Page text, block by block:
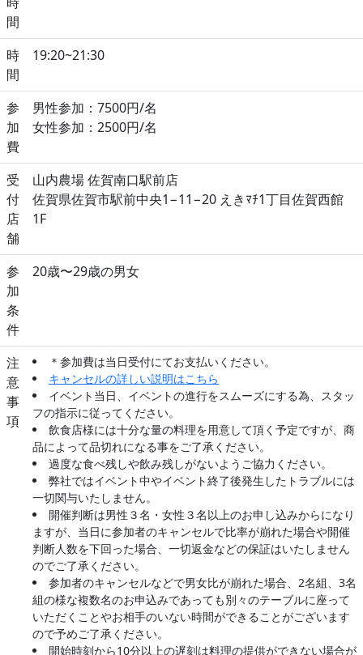
間
時
間
19:20~21:30
参
加
費
男性参加：7500円/名
女性参加：2500円/名
受
付
店
舗
山内農場 佐賀南口駅前店
佐賀県佐賀市駅前中央1−11−20 えきﾏﾁ1丁目佐賀西館
1F
参
加
条
件
20歳〜29歳の男女
注
意
事
項
＊参加費は当日受付にてお支払いください。
キャンセルの詳しい説明はこちら
イベント当日、イベントの進行をスムーズにする為、スタッ
フの指示に従ってください。
飲食店様には十分な量の料理を用意して頂く予定ですが、商
品によって品切れになる事をご了承ください。
過度な食べ残しや飲み残しがないようご協力ください。
弊社ではイベント中やイベント終了後発生したトラブルには
一切関与いたしません。
開催判断は男性３名・女性３名以上のお申し込みからになり
ますが、当日に参加者のキャンセルで比率が崩れた場合や開催
判断人数を下回った場合、一切返金などの保証はいたしません
のでご了承ください。
参加者のキャンセルなどで男女比が崩れた場合、2名組、3名
組の様な複数名のお申込みであっても別々のテーブルに座って
いただくことやお相手のいない時間ができることがございます
ので予めご了承ください。
開始時刻から10分以上の遅刻は料理の提供ができない場合が